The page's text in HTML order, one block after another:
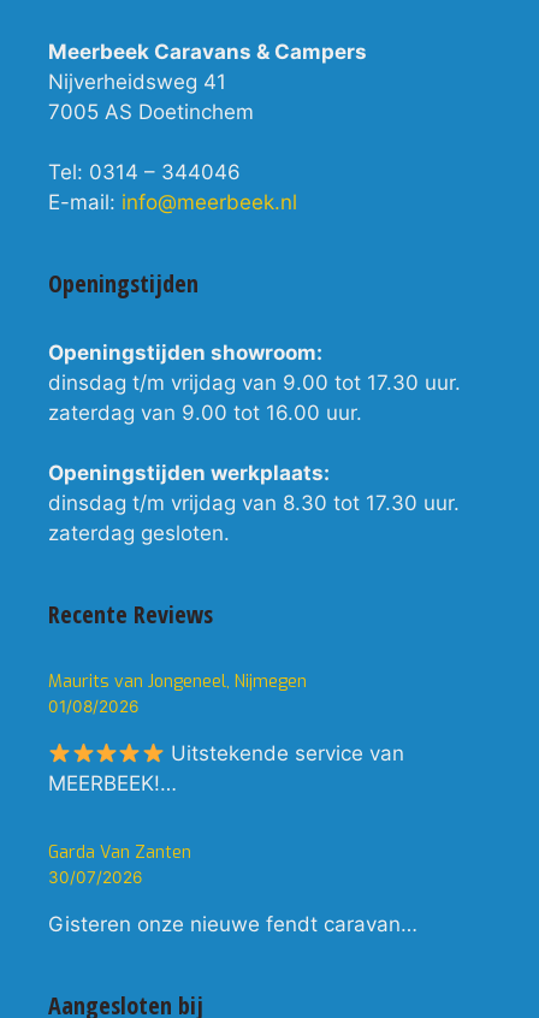
Meerbeek Caravans & Campers
Nijverheidsweg 41
7005 AS Doetinchem
Tel: 0314 – 344046
E-mail: info@meerbeek.nl
Openingstijden
Openingstijden showroom:
dinsdag t/m vrijdag van 9.00 tot 17.30 uur.
zaterdag van 9.00 tot 16.00 uur.
Openingstijden werkplaats:
dinsdag t/m vrijdag van 8.30 tot 17.30 uur.
zaterdag gesloten.
Recente Reviews
Maurits van Jongeneel, Nijmegen
01/08/2026
Uitstekende service van
MEERBEEK!…
Garda Van Zanten
30/07/2026
Gisteren onze nieuwe fendt caravan…
Aangesloten bij